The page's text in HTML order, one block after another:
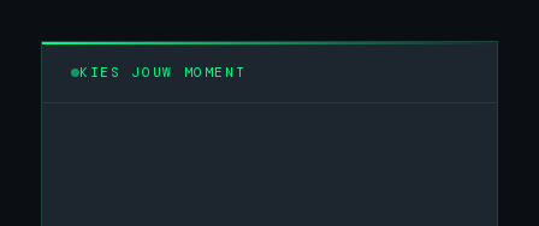
KIES JOUW MOMENT